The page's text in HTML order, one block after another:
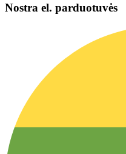
Nostra el. parduotuvės